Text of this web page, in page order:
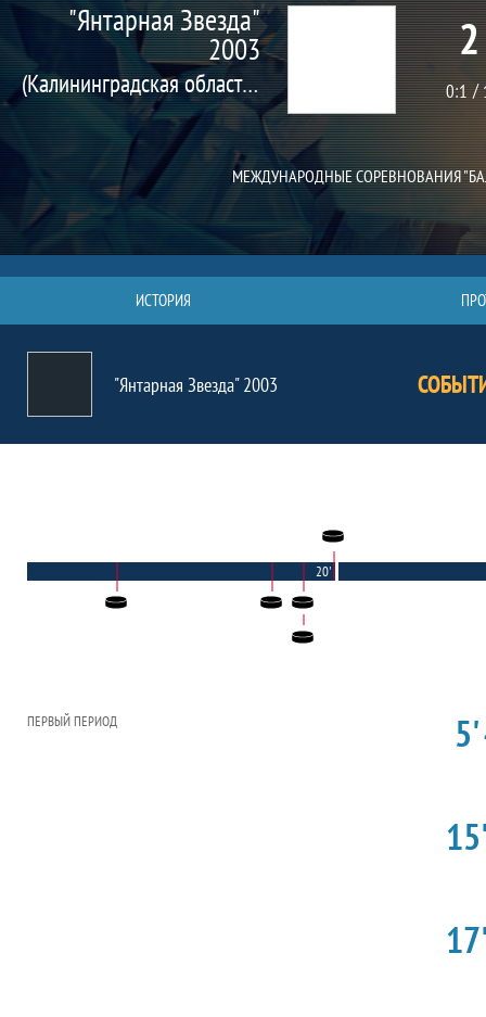
"Янтарная Звезда"
2003
(Калининградская область, г. Калининград) 0:1
МЕЖДУНАРОДНЫЕ СОРЕВНОВАНИЯ
ИСТОРИЯ
"Янтарная Звезда" 2003
20'
ПЕРВЫЙ ПЕРИОД